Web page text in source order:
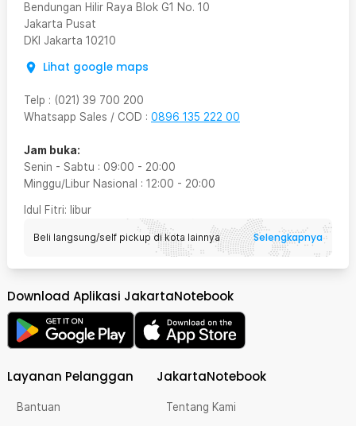
Bendungan Hilir Raya Blok G1 No. 10
Jakarta Pusat
DKI Jakarta 10210
Lihat google maps
Telp : (021) 39 700 200
Whatsapp Sales / COD : 0896 135 222 00
Jam buka:
Senin - Sabtu : 09:00 - 20:00
Minggu/Libur Nasional : 12:00 - 20:00
Idul Fitri: libur
Beli langsung/self pickup di kota lainnya Selengkapnya
Download Aplikasi JakartaNotebook
Layanan Pelanggan
Bantuan
JakartaNotebook
Tentang Kami